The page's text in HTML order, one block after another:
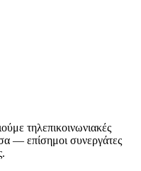
τηλεπικοινωνιακές
— επίσημοι συνεργάτες